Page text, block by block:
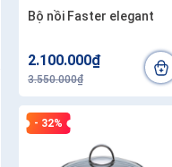
Bộ nồi Faster elegant
2.100.000₫
3.550.000₫
- 32%